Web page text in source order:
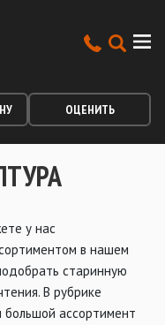
ОЦЕНИТЬ
у нас
в нашем
старинную
В рубрике
большой ассортимент